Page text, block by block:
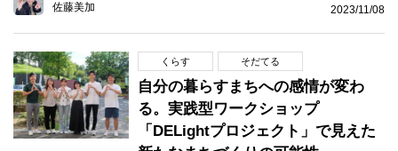
佐藤美加
2023/11/08
くらす そだてる
自分の暮らすまちへの感情が変わ
る。実践型ワークショップ
「DELightプロジェクト」で見えた